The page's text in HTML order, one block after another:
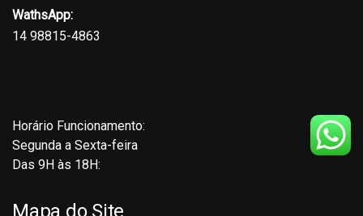
WathsApp:
14 98815-4863
Horário Funcionamento:
Segunda a Sexta-feira
Das 9H às 18H:
Mapa do Site